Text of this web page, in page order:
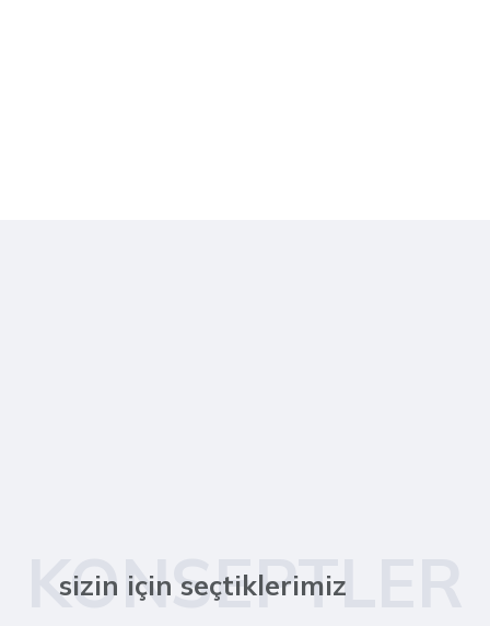
KONSEPTLER
sizin için seçtiklerimiz